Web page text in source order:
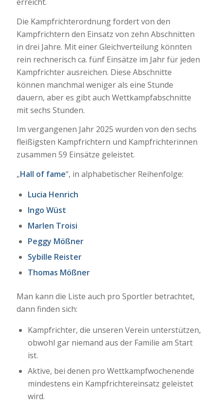
Die Kampfrichterordnung fordert von den
Kampfrichtern den Einsatz von zehn Abschnitten
in drei Jahre. Mit einer Gleichverteilung könnten
rein rechnerisch ca. fünf Einsätze im Jahr für jeden
Kampfrichter ausreichen. Diese Abschnitte
können manchmal weniger als eine Stunde
dauern, aber es gibt auch Wettkampfabschnitte
mit sechs Stunden.
Im vergangenen Jahr 2025 wurden von den sechs
fleißigsten Kampfrichtern und Kampfrichterinnen
zusammen 59 Einsätze geleistet.
„Hall of fame“, in alphabetischer Reihenfolge:
Lucia Henrich
Ingo Wüst
Marlen Troisi
Peggy Mößner
Sybille Reister
Thomas Mößner
Man kann die Liste auch pro Sportler betrachtet,
dann finden sich:
Kampfrichter, die unseren Verein unterstützen,
obwohl gar niemand aus der Familie am Start
ist.
Aktive, bei denen pro Wettkampfwochenende
mindestens ein Kampfrichtereinsatz geleistet
wird.